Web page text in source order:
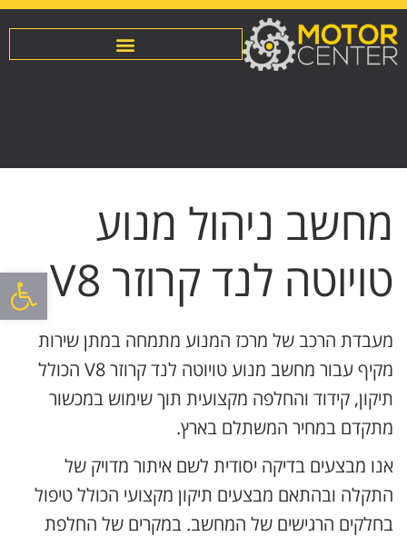
פתח
מחשב ניהול מנוע
טויוטה לנד קרוזר V8
מעבדת הרכב של מרכז המנוע מתמחה במתן שירות
מקיף עבור מחשב מנוע טויוטה לנד קרוזר V8 הכולל
תיקון, קידוד והחלפה מקצועית תוך שימוש במכשור
מתקדם במחיר המשתלם בארץ.
אנו מבצעים בדיקה יסודית לשם איתור מדויק של
התקלה ובהתאם מבצעים תיקון מקצועי הכולל טיפול
בחלקים הרגישים של המחשב. במקרים של החלפת